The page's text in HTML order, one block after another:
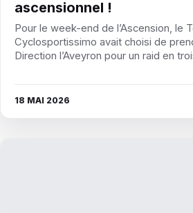
ascensionnel !
Pour le week-end de l’Ascension, le
Cyclosportissimo avait choisi de
Direction l’Aveyron pour un raid en
18 MAI 2026